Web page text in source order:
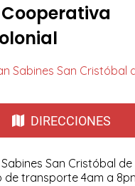
Sabines San Cristóbal
DIRECCIONES
San Cristóbal de
de transporte 4am a